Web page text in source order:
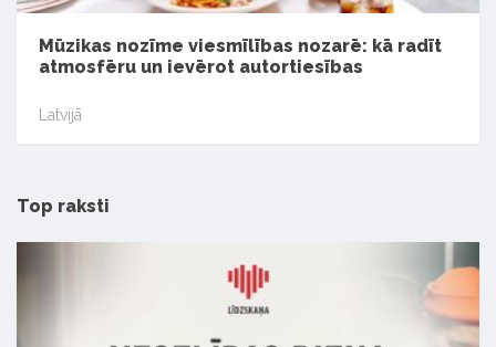
Mūzikas nozīme viesmīlības nozarē: kā radīt
atmosfēru un ievērot autortiesības
Latvijā
Top raksti